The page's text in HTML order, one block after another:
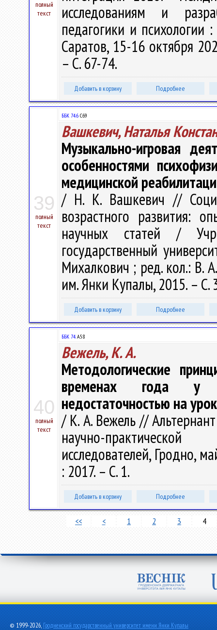
полный
текст
исследованиям и
педагогики и психологии
Саратов, 15-16 октября
– С. 67-74.
Добавить в корзину Подробнее
39
полный
текст
ББК 74.6 С69
Вашкевич, Наталья
Музыкально-игровая
особенностями
медицинской
/ Н. К. Вашкевич //
возрастного развития:
научных статей /
государственный
Михалкович ; ред. кол.: В.
им. Янки Купалы, 2015. – С.
Добавить в корзину Подробнее
40
полный
текст
ББК 74.А58
Вежель, К. А.
Методологические
временах года у
недостаточностью на
/ К. А. Вежель //
научно-
исследователей, Гродно,
: 2017. – С. 1.
Добавить в корзину Подробнее
<< < 1 2 3 4
© 1999-2026, Гродненский государственный университет имени Янки Купалы